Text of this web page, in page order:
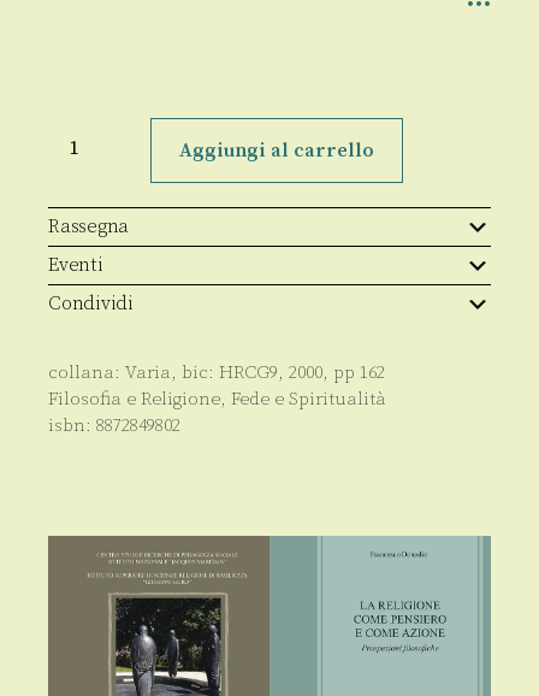
nel
Aggiungi al carrello
Rassegna
Eventi
Condividi
collana: Varia, bic: HRCG9, 2000, pp 162
Filosofia e Religione, Fede e Spiritualità
isbn: 8872849802